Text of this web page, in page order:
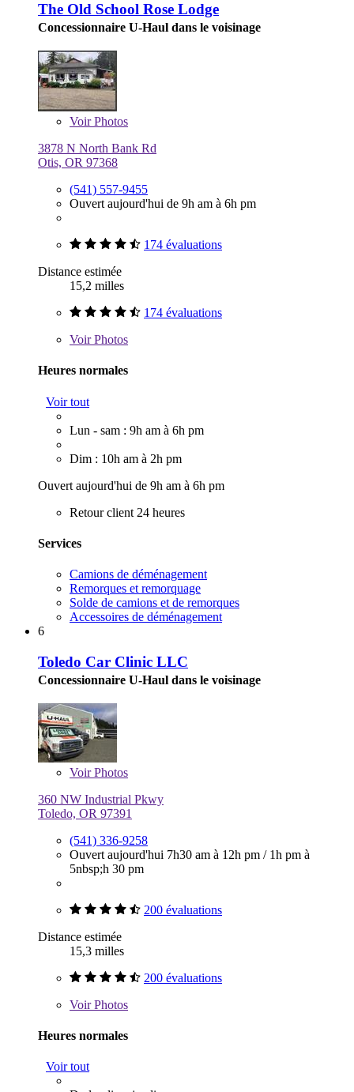
The Old School Rose Lodge
Concessionnaire U-Haul dans le voisinage
VoirPhotos
3878 N North Bank Rd
Otis, OR 97368
(541) 557-9455
Ouvert aujourd'hui de 9h am à 6h pm
174 évaluations
Distance estimée
15,2 milles
174 évaluations
VoirPhotos
Heures normales
Voir tout
Lun - sam : 9h am à 6h pm
Dim : 10h am à 2h pm
Ouvert aujourd'hui de 9h am à 6h pm
Retour client 24 heures
Services
Camions de déménagement
Remorques et remorquage
Solde de camions et de remorques
Accessoires de déménagement
6
Toledo Car Clinic LLC
Concessionnaire U-Haul dans le voisinage
VoirPhotos
360 NW Industrial Pkwy
Toledo, OR 97391
(541) 336-9258
Ouvert aujourd'hui 7h30 am à 12h pm / 1h pm à
5nbsp;h 30 pm
200 évaluations
Distance estimée
15,3 milles
200 évaluations
VoirPhotos
Heures normales
Voir tout